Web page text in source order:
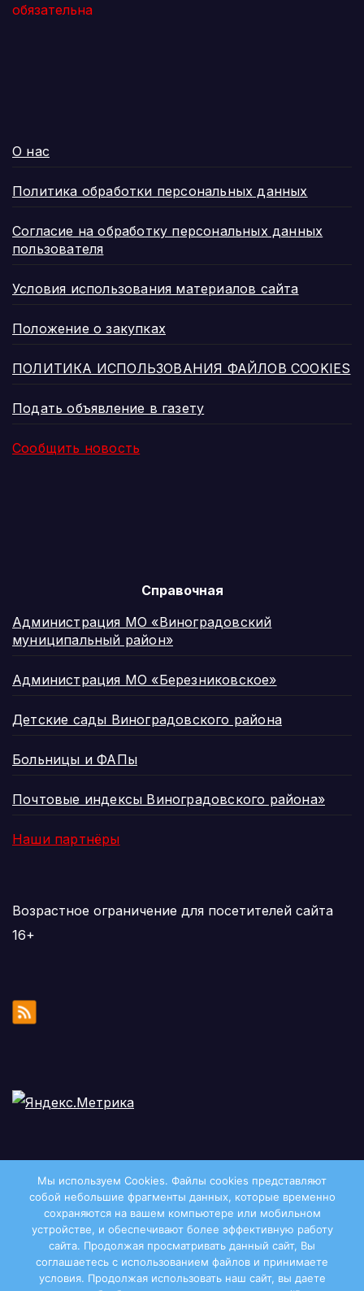
обязательна
О нас
Политика обработки персональных данных
Согласие на обработку персональных данных
пользователя
Условия использования материалов сайта
Положение о закупках
ПОЛИТИКА ИСПОЛЬЗОВАНИЯ ФАЙЛОВ COOKIES
Подать объявление в газету
Сообщить новость
Справочная
Администрация МО «Виноградовский
муниципальный район»
Администрация МО «Березниковское»
Детские сады Виноградовского района
Больницы и ФАПы
Почтовые индексы Виноградовского района»
Наши партнёры
Возрастное ограничение для посетителей сайта
16+
Мы используем Cookies. Файлы сookies представляют
собой небольшие фрагменты данных, которые временно
сохраняются на вашем компьютере или мобильном
устройстве, и обеспечивают более эффективную работу
сайта. Продолжая просматривать данный сайт, Вы
соглашаетесь с использованием файлов и принимаете
условия. Продолжая использовать наш сайт, вы даете